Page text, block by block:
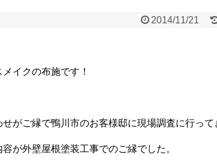
2014/11/21
イクの布施です！
がご縁で鴨川市のお客様邸に現場調査に行って
が外壁屋根塗装工事でのご縁でした。